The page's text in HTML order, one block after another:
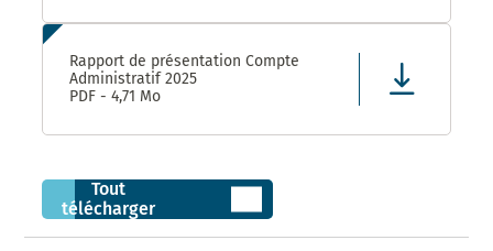
Rapport de présentation Compte
Administratif 2025
PDF - 4,71 Mo
Tout
télécharger